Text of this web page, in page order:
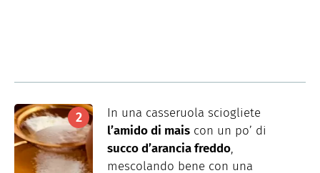
In una casseruola sciogliete
l’amido di mais con un po’ di
succo d’arancia freddo,
mescolando bene con una